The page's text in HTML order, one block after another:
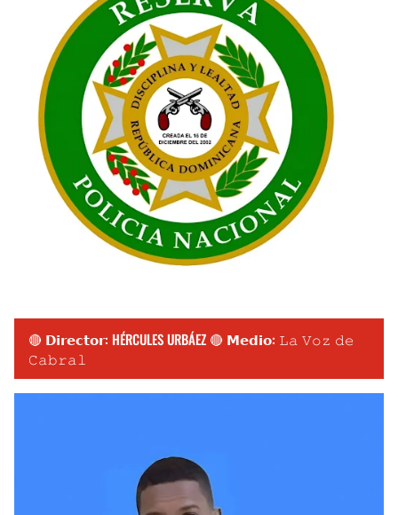
🔴 𝗗𝗶𝗿𝗲𝗰𝘁𝗼𝗿: HÉRCULES URBÁEZ 🔴 𝗠𝗲𝗱𝗶𝗼: 𝙻𝚊 𝚅𝚘𝚣 𝚍𝚎
𝙲𝚊𝚋𝚛𝚊𝚕